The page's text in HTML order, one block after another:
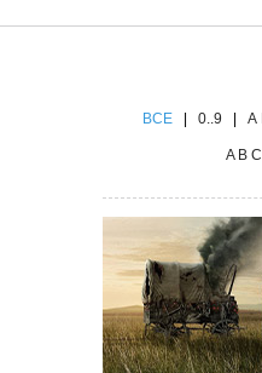
ВCE 0..9 А
A B C